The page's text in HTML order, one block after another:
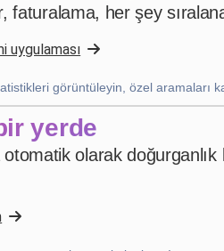
2 ay önce
Nhb Bourahmah ·
faturalama, her şey
uygulaması
görüntüleyin, özel
yerde
olarak